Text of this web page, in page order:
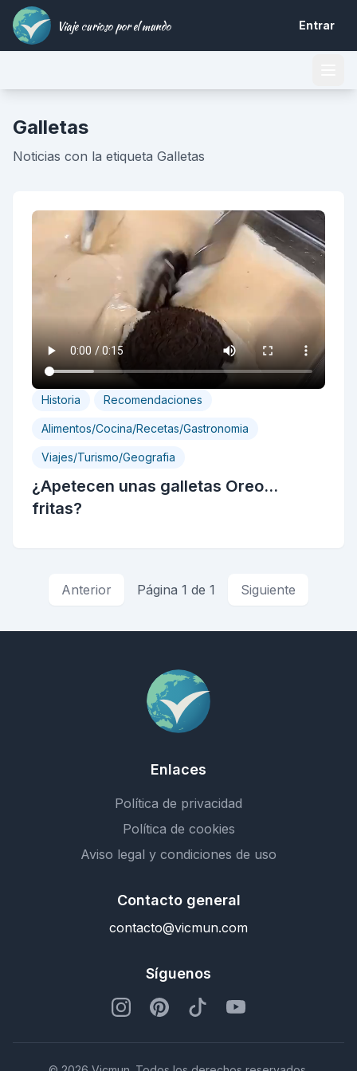
Viaje curioso por el mundo Entrar
Galletas
Noticias con la etiqueta Galletas
Historia Recomendaciones
Alimentos/Cocina/Recetas/Gastronomia
Viajes/Turismo/Geografia
¿Apetecen unas galletas Oreo...
fritas?
Anterior Página 1 de 1 Siguiente
Enlaces
Política de privacidad
Política de cookies
Aviso legal y condiciones de uso
Contacto general
contacto@vicmun.com
Síguenos